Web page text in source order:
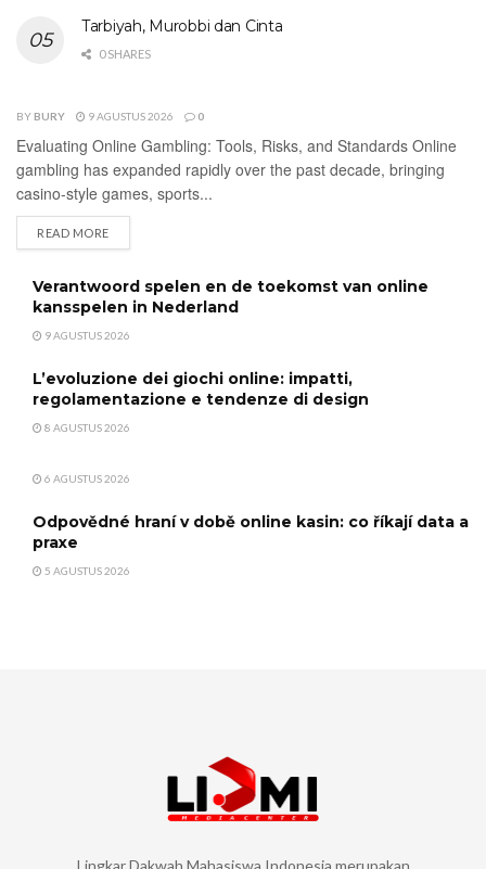
Tarbiyah, Murobbi dan Cinta
0 SHARES
UNCATEGORIZED
BY BURY 9 AGUSTUS 2026 0
Evaluating Online Gambling: Tools, Risks, and Standards Online
gambling has expanded rapidly over the past decade, bringing
casino-style games, sports...
READ MOREDETAILS
Verantwoord spelen en de toekomst van online
kansspelen in Nederland
9 AGUSTUS 2026
L’evoluzione dei giochi online: impatti,
regolamentazione e tendenze di design
8 AGUSTUS 2026
6 AGUSTUS 2026
Odpovědné hraní v době online kasin: co říkají data a
praxe
5 AGUSTUS 2026
Lingkar Dakwah Mahasiswa Indonesia merupakan